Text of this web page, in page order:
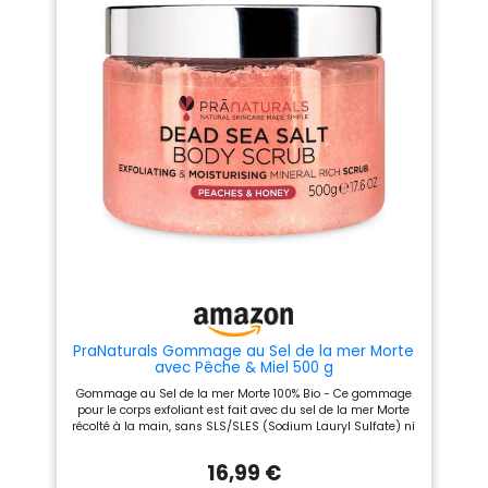
AU MONOÏ DE TAHITI : Ce
gommage contient du Monoï
d'appellation d'origine et
sourcé de façon responsable.
Il laisse un délicat parfum
Monoï sur votre peau. 💛 UN
PACKAGING ÉCO-CONÇU :
Optez pour gommage vegan
et sans silicone aux exfoliants
100% naturels proposé dans
un tube recyclable pour un
impact environnemental
limité. 💛 UNE MARQUE
FRANÇAISE, NATURELLE,
naturelle, fabriqués en France
et respectueux de la peau.
PraNaturals Gommage au Sel de la mer Morte
avec Pêche & Miel 500 g
Gommage au Sel de la mer Morte 100% Bio - Ce gommage
pour le corps exfoliant est fait avec du sel de la mer Morte
récolté à la main, sans SLS/SLES (Sodium Lauryl Sulfate) ni
pollution ou conservateurs, pour une véritable expérience
mer Morte comme le magnésium, le calcium et le
16,99 €